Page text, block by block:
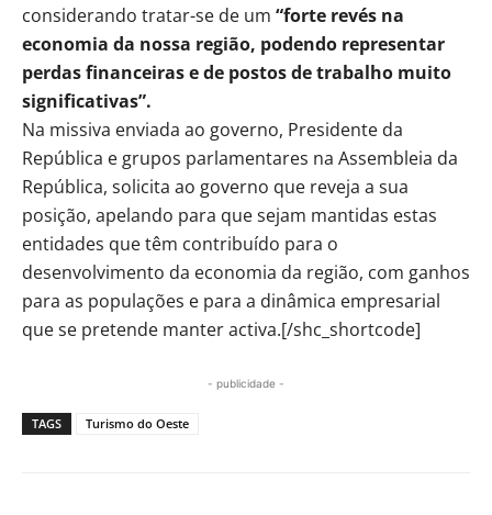
considerando tratar-se de um “forte revés na
economia da nossa região, podendo representar
perdas financeiras e de postos de trabalho muito
significativas”.
Na missiva enviada ao governo, Presidente da
República e grupos parlamentares na Assembleia da
República, solicita ao governo que reveja a sua
posição, apelando para que sejam mantidas estas
entidades que têm contribuído para o
desenvolvimento da economia da região, com ganhos
para as populações e para a dinâmica empresarial
que se pretende manter activa.[/shc_shortcode]
- publicidade -
TAGS Turismo do Oeste